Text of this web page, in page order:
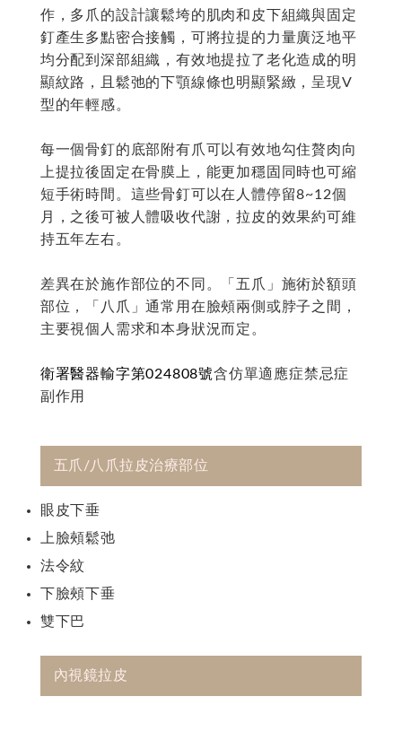
作，多爪的設計讓鬆垮的肌肉和皮下組織與固定
釘產生多點密合接觸，可將拉提的力量廣泛地平
均分配到深部組織，有效地提拉了老化造成的明
顯紋路，且鬆弛的下顎線條也明顯緊緻，呈現V
型的年輕感。
每一個骨釘的底部附有爪可以有效地勾住贅肉向
上提拉後固定在骨膜上，能更加穩固同時也可縮
短手術時間。這些骨釘可以在人體停留8~12個
月，之後可被人體吸收代謝，拉皮的效果約可維
持五年左右。
差異在於施作部位的不同。「五爪」施術於額頭
部位，「八爪」通常用在臉頰兩側或脖子之間，
主要視個人需求和本身狀況而定。
衛署醫器輸字第024808號含仿單適應症禁忌症
副作用
五爪/八爪拉皮治療部位
眼皮下垂
上臉頰鬆弛
法令紋
下臉頰下垂
雙下巴
內視鏡拉皮